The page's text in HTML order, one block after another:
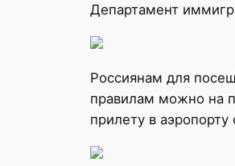
Департамент
Россиянам для
правилам можно на
прилету в аэропорту